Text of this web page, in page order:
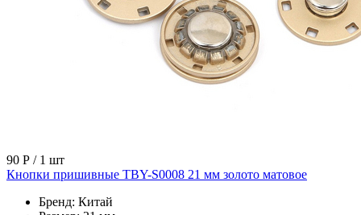
90 Р / 1 шт
Кнопки пришивные TBY-S0008 21 мм золото матовое
Бренд: Китай